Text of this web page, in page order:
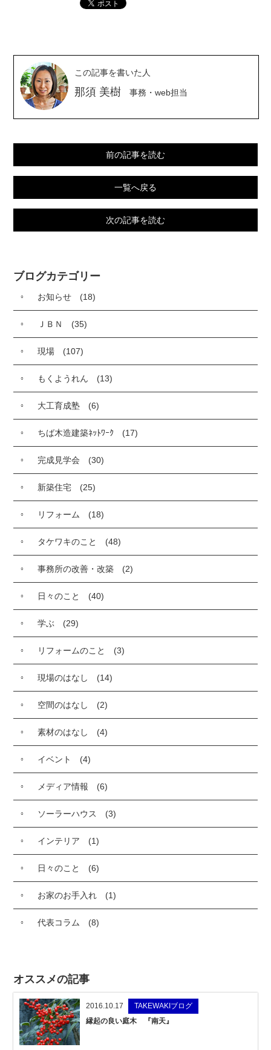
この記事を書いた人
那須 美樹 事務・web担当
前の記事を読む
一覧へ戻る
次の記事を読む
ブログカテゴリー
お知らせ (18)
ＪＢＮ (35)
現場 (107)
もくようれん (13)
大工育成塾 (6)
ちば木造建築ﾈｯﾄﾜｰｸ (17)
完成見学会 (30)
新築住宅 (25)
リフォーム (18)
タケワキのこと (48)
事務所の改善・改築 (2)
日々のこと (40)
学ぶ (29)
リフォームのこと (3)
現場のはなし (14)
空間のはなし (2)
素材のはなし (4)
イベント (4)
メディア情報 (6)
ソーラーハウス (3)
インテリア (1)
日々のこと (6)
お家のお手入れ (1)
代表コラム (8)
オススメの記事
2016.10.17
TAKEWAKIブログ
縁起の良い庭木 『南天』